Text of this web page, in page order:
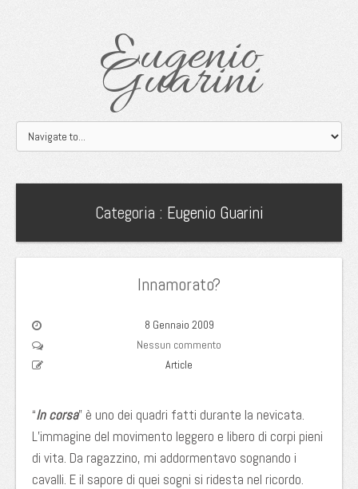
Eugenio
Guarini
Categoria : Eugenio Guarini
Innamorato?
8 Gennaio 2009
Nessun commento
Article
“In corsa” è uno dei quadri fatti durante la nevicata.
L’immagine del movimento leggero e libero di corpi pieni
di vita. Da ragazzino, mi addormentavo sognando i
cavalli. E il sapore di quei sogni si ridesta nel ricordo.